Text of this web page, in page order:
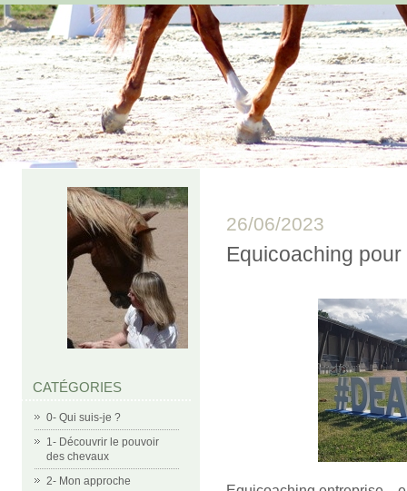
CATÉGORIES
0- Qui suis-je ?
1- Découvrir le pouvoir
des chevaux
2- Mon approche
26/06/2023
Equicoaching